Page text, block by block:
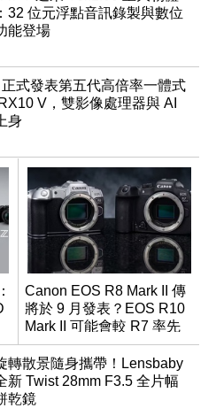
32 位元浮點音訊錄製與數位
能登場
式發表第五代高倍率一體式
V，雙影像處理器與 AI
身
Canon EOS R8 Mark II 傳
將於 9 月發表？EOS R10
Mark II 可能會較 R7 率先
推出
轉散景隨身攜帶！Lensbaby
新 Twist 28mm F3.5 全片幅
乾鏡